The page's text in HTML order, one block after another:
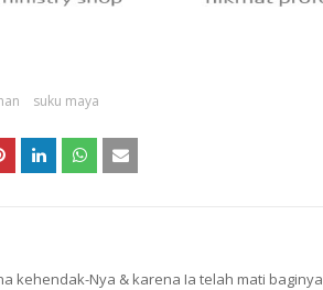
suku maya
kehendak-Nya & karena Ia telah mati baginya